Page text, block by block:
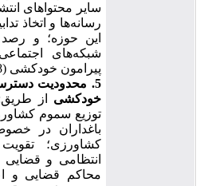
سایر محتواهای
رسانه‌ها و اتخاذ
این حوزه؛ و
شبکه‌های
پیرامون خودکشی (8).
5. محدودیت
خودکشیاز طریق:
توزیع سموم
باغداران در
کشاورزی؛ تقویت
انتظامی و قضایی
محاکم قضایی و